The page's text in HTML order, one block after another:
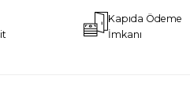
Kapıda Ödeme
İmkanı